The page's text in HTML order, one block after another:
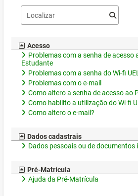
Acesso
Problemas com a senha de acesso
Estudante
Problemas com a senha do Wi-fi UEL
Problemas com o e-mail
Como altero a senha de acesso ao
Como habilito a utilização do Wi-fi
Como altero o e-mail?
Dados cadastrais
Dados pessoais ou de documentos
Pré-Matrícula
Ajuda da Pré-Matrícula